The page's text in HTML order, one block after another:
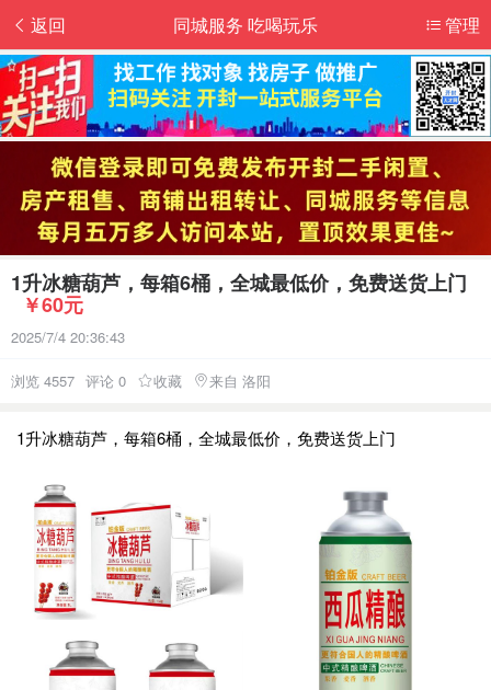
返回 管理
同城服务 吃喝玩乐
1升冰糖葫芦，每箱6桶，全城最低价，免费送货上门
￥60元
2025/7/4 20:36:43
浏览 4557 评论 0 收藏 来自 洛阳
1升冰糖葫芦，每箱6桶，全城最低价，免费送货上门